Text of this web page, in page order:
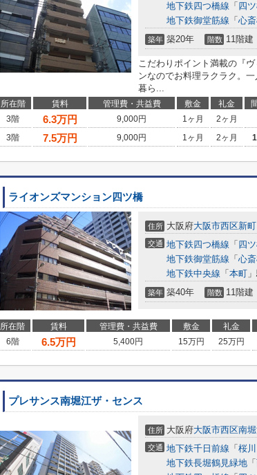
地下鉄四つ橋線 「 四
地下鉄御堂筋線 「 心
築年 築20年 階数 11階建
こだわりポイント満載の『
ンなのでお料理ラクラク。
暮ら...
所在階 賃料 管理費・共益費 敷金 礼金
3階
6.3万円 9,000円 1ヶ月 2ヶ月
3階
7.5万円 9,000円 1ヶ月 2ヶ月
ライオンズマンション四ツ橋
住所 大阪府大阪市西区新町
交通 地下鉄四つ橋線 「 四
地下鉄御堂筋線 「 心
地下鉄中央線 「 本町
築年 築40年 階数 11階建
所在階 賃料 管理費・共益費 敷金 礼金
6階
6.5万円 5,400円 15万円 25万円
プレサンス南堀江ザ・センス
住所 大阪府大阪市西区南
交通 地下鉄千日前線 「 桜川
地下鉄長堀鶴見緑地 「